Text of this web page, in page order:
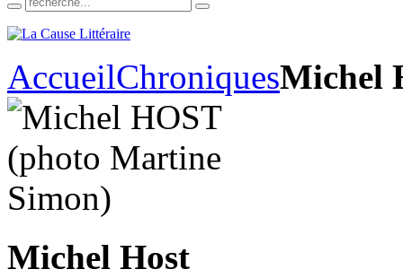
AccueilChroniquesMichel
Michel Host